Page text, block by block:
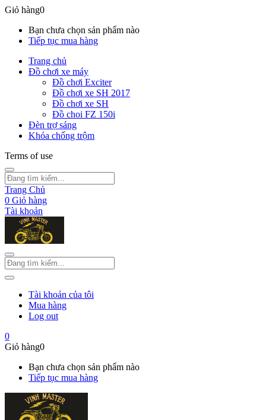
Giỏ hàng0
Bạn chưa chọn sản phẩm nào
Tiếp tục mua hàng
Trang chủ
Đồ chơi xe máy
Đồ chơi Exciter
Đồ chơi xe SH 2017
Đồ chơi xe SH
Đồ choi FZ 150i
Đèn trợ sáng
Khóa chống trộm
Terms of use
Trang Chủ
0 Giỏ hàng
Tài khoản
Tài khoản của tôi
Mua hàng
Log out
0
Giỏ hàng0
Bạn chưa chọn sản phẩm nào
Tiếp tục mua hàng